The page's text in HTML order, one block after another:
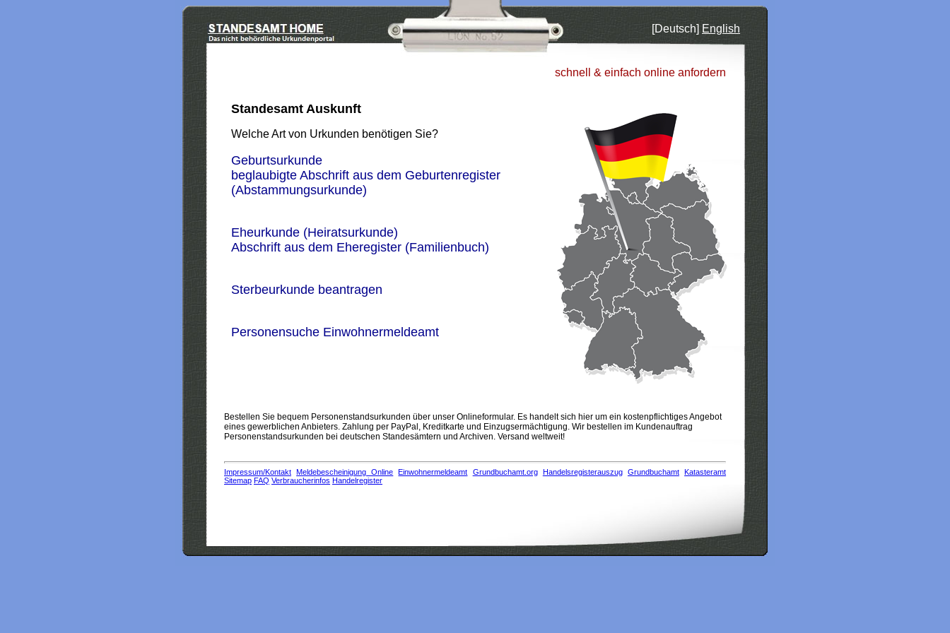
[Deutsch] English
schnell & einfach online anfordern
Standesamt Auskunft
Welche Art von Urkunden benötigen Sie?
Geburtsurkunde
beglaubigte Abschrift aus dem Geburtenregister
(Abstammungsurkunde)
Eheurkunde (Heiratsurkunde)
Abschrift aus dem Eheregister (Familienbuch)
Sterbeurkunde beantragen
Personensuche Einwohnermeldeamt
Bestellen Sie bequem Personenstandsurkunden über unser Onlineformular. Es handelt sich hier um ein kostenpflichtiges Angebot
eines gewerblichen Anbieters. Zahlung per PayPal, Kreditkarte und Einzugsermächtigung. Wir bestellen im Kundenauftrag
Personenstandsurkunden bei deutschen Standesämtern und Archiven. Versand weltweit!
Impressum/Kontakt Meldebescheinigung Online Einwohnermeldeamt Grundbuchamt.org Handelsregisterauszug Grundbuchamt Katasteramt
Sitemap FAQ Verbraucherinfos Handelregister